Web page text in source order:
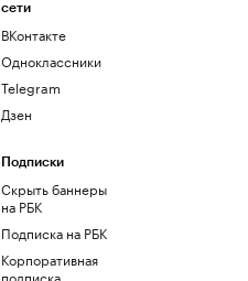
сети
ВКонтакте
Одноклассники
Telegram
Дзен
Подписки
Скрыть баннеры
на РБК
Подписка на РБК
Корпоративная
подписка